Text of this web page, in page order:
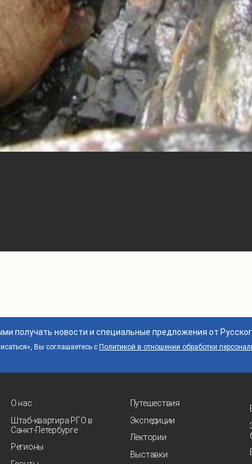
получать новости и специальные предложения от
Вы соглашаетесь с Политикой в отношении обработки
О нас
Штаб-квартира РГО в
Санкт‑Петербурге
Регионы
Путешествия
Экспедиции
Лектории
Выставки